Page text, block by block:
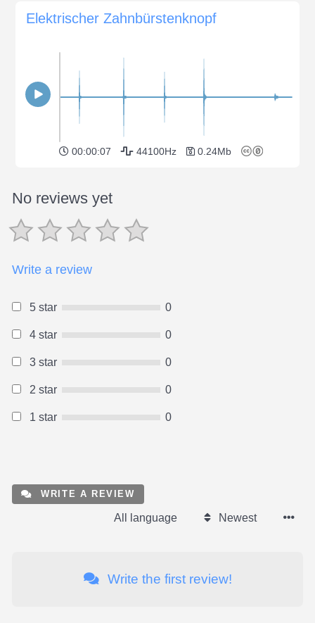
Elektrischer Zahnbürstenknopf
00:00:07 44100Hz 0.24Mb
No reviews yet
Write a review
5 star 0
4 star 0
3 star 0
2 star 0
1 star 0
WRITE A REVIEW
All language Newest
Write the first review!